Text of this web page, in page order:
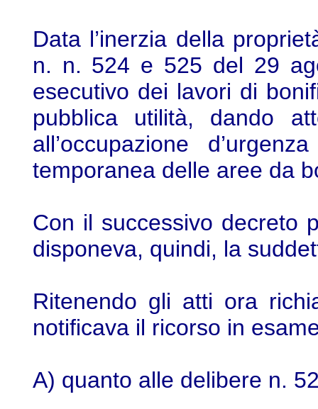
Data l’inerzia della
n. n. 524 e 525 del 29
esecutivo dei lavori di
pubblica utilità, dando
all’occupazione
temporanea delle aree da
Con il successivo decreto
disponeva, quindi, la
Ritenendo gli atti ora
notificava il ricorso in
A) quanto alle delibere n.